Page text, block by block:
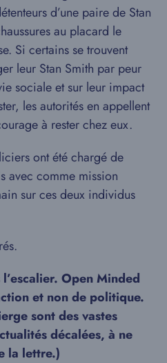
d’une paire de Stan
au placard le
Si certains se trouvent
leur Stan Smith par peur
sociale et sur leur impact
les autorités en appellent
à rester chez eux.
ont été chargé de
avec comme mission
sur ces deux individus
Open Minded
et non de politique.
sont des vastes
décalées, à ne
la lettre.)